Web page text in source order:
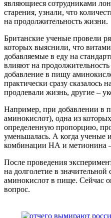
являющиеся сотрудниками
старения, узнали, что
на продолжительность жизни.
Британские ученые провели
которых выяснили, что
добавляемые в еду на
влияют на
добавление в пищу
практически сразу сказалось
продлевали жизнь, другие –
Например, при добавлении в
аминокислот), одна из
определенную пропорцию,
уменьшалась. А когда ученые
комбинации НА и метионина
После проведения
на долголетие в значительной
аминокислот в пище. Сейчас
вопрос.